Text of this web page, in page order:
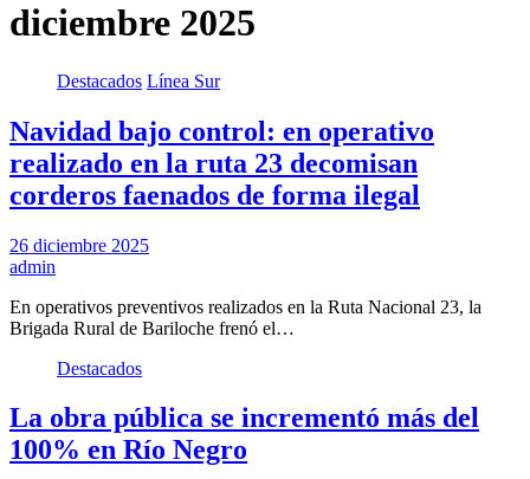
diciembre 2025
Destacados Línea Sur
Navidad bajo control: en operativo
realizado en la ruta 23 decomisan
corderos faenados de forma ilegal
26 diciembre 2025
admin
En operativos preventivos realizados en la Ruta Nacional 23, la
Brigada Rural de Bariloche frenó el…
Destacados
La obra pública se incrementó más del
100% en Río Negro